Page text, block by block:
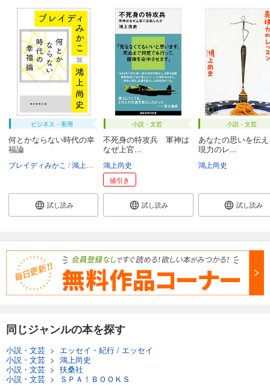
ビジネス・実用
何とかならない時代の幸
福論
ブレイディみかこ 鴻上尚史
試し読み
小説・文芸
不死身の特攻兵 軍神は
なぜ上官...
鴻上尚史
値引き
試し読み
小説・文芸
あなたの思いを伝
現力のレ...
鴻上尚史
試し読み
同じジャンルの本を探す
小説・文芸 > エッセイ・紀行 / エッセイ
小説・文芸 > 鴻上尚史
小説・文芸 > 扶桑社
小説・文芸 > ＳＰＡ！ＢＯＯＫＳ